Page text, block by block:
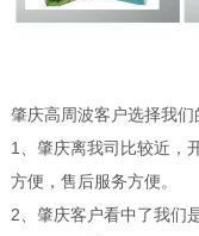
肇庆高周波客户选择我们
1、肇庆离我司比较近，
方便，售后服务方便。
2、肇庆客户看中了我们